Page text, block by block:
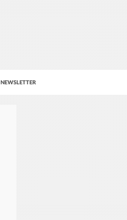
NEWSLETTER